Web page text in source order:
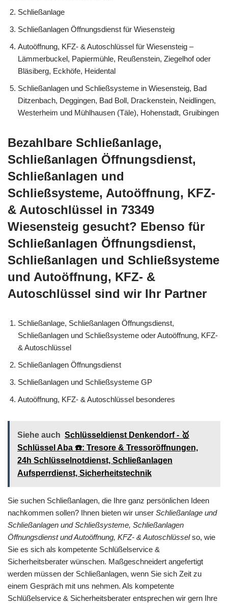
Schließanlage
Schließanlagen Öffnungsdienst für Wiesensteig
Autoöffnung, KFZ- & Autoschlüssel für Wiesensteig –
Lämmerbuckel, Papiermühle, Reußenstein, Ziegelhof oder
Bläsiberg, Eckhöfe, Heidental
Schließanlagen und Schließsysteme in Wiesensteig, Bad
Ditzenbach, Deggingen, Bad Boll, Drackenstein, Neidlingen,
Westerheim und Mühlhausen (Täle), Hohenstadt, Gruibingen
Bezahlbare Schließanlage,
Schließanlagen Öffnungsdienst,
Schließanlagen und
Schließsysteme, Autoöffnung, KFZ-
& Autoschlüssel in 73349
Wiesensteig gesucht? Ebenso für
Schließanlagen Öffnungsdienst,
Schließanlagen und Schließsysteme
und Autoöffnung, KFZ- &
Autoschlüssel sind wir Ihr Partner
Schließanlage, Schließanlagen Öffnungsdienst,
Schließanlagen und Schließsysteme oder Autoöffnung, KFZ-
& Autoschlüssel
Schließanlagen Öffnungsdienst
Schließanlagen und Schließsysteme GP
Autoöffnung, KFZ- & Autoschlüssel besonderes
Siehe auch Schlüsseldienst Denkendorf - 🥇
Schlüssel Aba ☎️: Tresore & Tressoröffnungen,
24h Schlüsselnotdienst, Schließanlagen
Aufsperrdienst, Sicherheitstechnik
Sie suchen Schließanlagen, die Ihre ganz persönlichen Ideen
nachkommen sollen? Ihnen bieten wir unser Schließanlage und
Schließanlagen und Schließsysteme, Schließanlagen
Öffnungsdienst und Autoöffnung, KFZ- & Autoschlüsselso, wie
Sie es sich als kompetente Schlüßelservice &
Sicherheitsberater wünschen. Maßgeschneidert angefertigt
werden müssen der Schließanlagen, wenn Sie sich Zeit zu
einem Gespräch mit uns nehmen. Als kompetente
Schlüßelservice & Sicherheitsberater entsprechen wir gern Ihre